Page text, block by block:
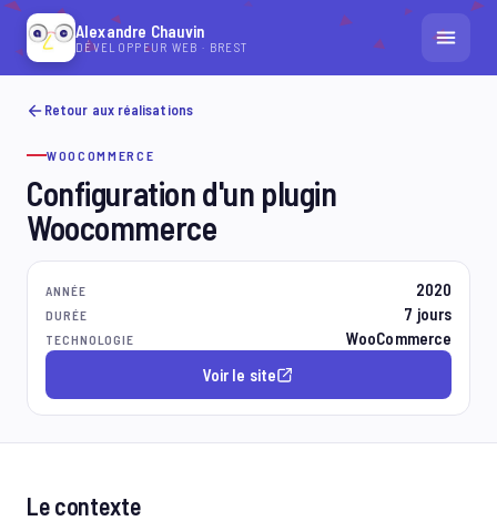
Alexandre Chauvin
DÉVELOPPEUR WEB · BREST
ACCUEIL
RÉALISATIONS
CONTACT
Retour aux réalisations
WOOCOMMERCE
Configuration d'un plugin
Woocommerce
ANNÉE 2020
DURÉE 7 jours
TECHNOLOGIE
WooCommerce
Voir le site
Le contexte